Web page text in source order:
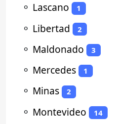
⚬ Lascano 1
⚬ Libertad 2
⚬ Maldonado 3
⚬ Mercedes 1
⚬ Minas 2
⚬ Montevideo 14